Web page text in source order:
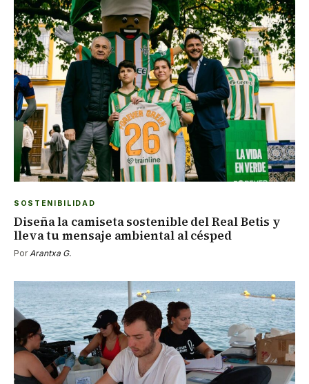
SOSTENIBILIDAD
Diseña la camiseta sostenible del Real Betis y
lleva tu mensaje ambiental al césped
Por Arantxa G.